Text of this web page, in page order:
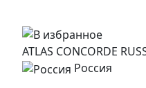
ATLAS CONCORDE
Россия